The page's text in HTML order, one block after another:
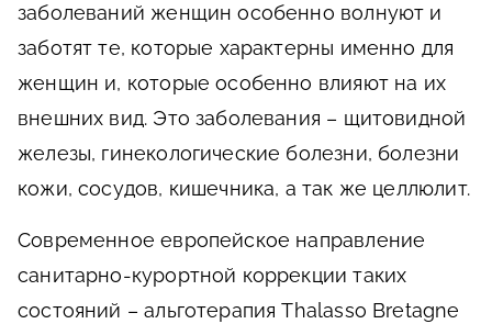
заболеваний женщин особенно волнуют и
заботят те, которые характерны именно для
женщин и, которые особенно влияют на их
внешних вид. Это заболевания – щитовидной
железы, гинекологические болезни, болезни
кожи, сосудов, кишечника, а так же целлюлит.
Современное европейское направление
санитарно-курортной коррекции таких
состояний – альготерапия Thalasso Bretagne